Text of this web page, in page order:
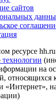
сайтов
ресурсе hh.ru
технологии
на
относящихся
«Интернет»,